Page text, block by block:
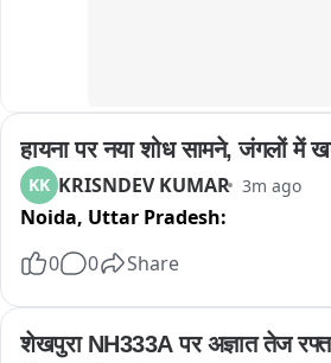
हायना पर नया शोध सामने, जंगलों में
KK KRISNDEV KUMAR 3m ago
Noida, Uttar Pradesh:
0
0 Share
शेखपुरा NH333A पर अज्ञात तेज